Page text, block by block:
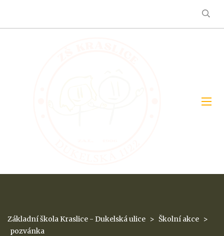
Základní škola Kraslice - Dukelská ulice > Školní akce >
pozvánka